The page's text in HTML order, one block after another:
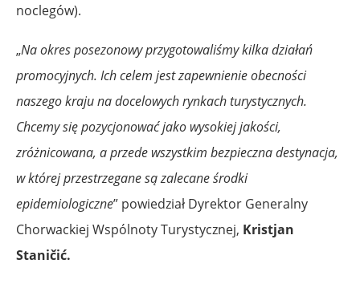
noclegów).
„Na okres posezonowy przygotowaliśmy kilka działań
promocyjnych. Ich celem jest zapewnienie obecności
naszego kraju na docelowych rynkach turystycznych.
Chcemy się pozycjonować jako wysokiej jakości,
zróżnicowana, a przede wszystkim bezpieczna destynacja,
w której przestrzegane są zalecane środki
epidemiologiczne” powiedział Dyrektor Generalny
Chorwackiej Wspólnoty Turystycznej, Kristjan
Staničić.